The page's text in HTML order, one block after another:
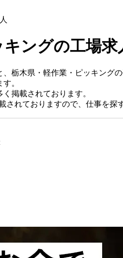
ングの工場求
栃木県・軽作業・ピッキング
。
掲載されております。
れておりますので、仕事を探